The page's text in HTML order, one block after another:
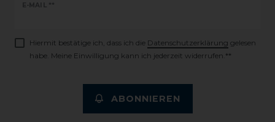
E-MAIL **
Newsletter
Hiermit bestätige ich, dass ich die Daten­schutz­erklärung gelesen
habe. Meine Einwilligung kann ich jederzeit widerrufen.**
ABONNIEREN